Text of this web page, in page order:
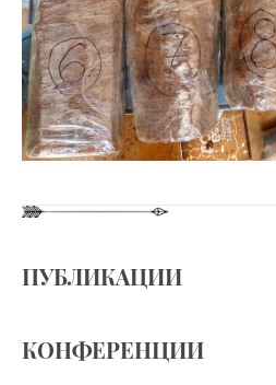
ПУБЛИКАЦИИ
КОНФЕРЕНЦИИ